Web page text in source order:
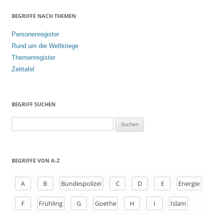
BEGRIFFE NACH THEMEN
Personenregister
Rund um die Weltkriege
Themenregister
Zeittafel
BEGRIFF SUCHEN
h
BEGRIFFE VON A-Z
A B Bundespolizei C D E Energie
F Frühling G Goethe H I Islam